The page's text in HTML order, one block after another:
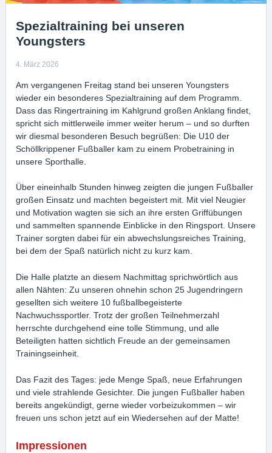
Spezialtraining bei unseren
Youngsters
4. März 2026
Am vergangenen Freitag stand bei unseren Youngsters
wieder ein besonderes Spezialtraining auf dem Programm.
Dass das Ringertraining im Kahlgrund großen Anklang findet,
spricht sich mittlerweile immer weiter herum – und so durften
wir diesmal besonderen Besuch begrüßen: Die U10 der
Schöllkrippener Fußballer kam zu einem Probetraining in
unsere Sporthalle.
Über eineinhalb Stunden hinweg zeigten die jungen Fußballer
großen Einsatz und machten begeistert mit. Mit viel Neugier
und Motivation wagten sie sich an ihre ersten Griffübungen
und sammelten spannende Einblicke in den Ringsport. Unsere
Trainer sorgten dabei für ein abwechslungsreiches Training,
bei dem der Spaß natürlich nicht zu kurz kam.
Die Halle platzte an diesem Nachmittag sprichwörtlich aus
allen Nähten: Zu unseren ohnehin schon 25 Jugendringern
gesellten sich weitere 10 fußballbegeisterte
Nachwuchssportler. Trotz der großen Teilnehmerzahl
herrschte durchgehend eine tolle Stimmung, und alle
Beteiligten hatten sichtlich Freude an der gemeinsamen
Trainingseinheit.
Das Fazit des Tages: jede Menge Spaß, neue Erfahrungen
und viele strahlende Gesichter. Die jungen Fußballer haben
bereits angekündigt, gerne wieder vorbeizukommen – wir
freuen uns schon jetzt auf ein Wiedersehen auf der Matte!
Impressionen